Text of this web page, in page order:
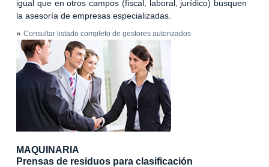
igual que en otros campos (fiscal, laboral, jurídico) busquen
la asesoría de empresas especializadas.
» Consultar listado completo de gestores autorizados
MAQUINARIA
Prensas de residuos para clasificación